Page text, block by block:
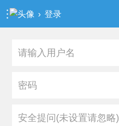
› 登录
安全提问(未设置请忽略)